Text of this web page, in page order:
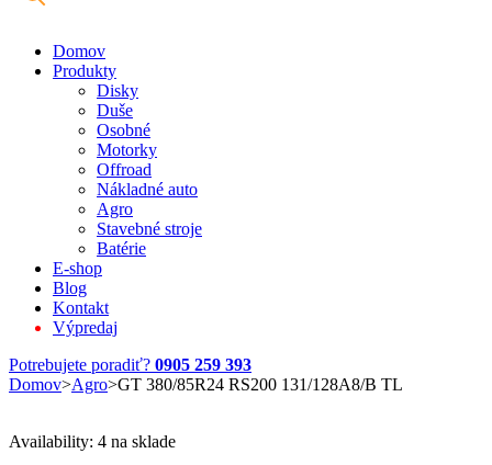
Domov
Produkty
Disky
Duše
Osobné
Motorky
Offroad
Nákladné auto
Agro
Stavebné stroje
Batérie
E-shop
Blog
Kontakt
Výpredaj
Potrebujete poradiť? 0905 259 393
Domov>Agro>GT 380/85R24 RS200 131/128A8/B TL
Availability: 4 na sklade